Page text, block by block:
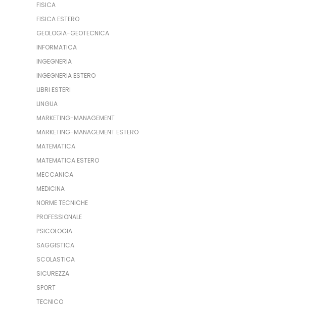
FISICA
FISICA ESTERO
GEOLOGIA-GEOTECNICA
INFORMATICA
INGEGNERIA
INGEGNERIA ESTERO
LIBRI ESTERI
LINGUA
MARKETING-MANAGEMENT
MARKETING-MANAGEMENT ESTERO
MATEMATICA
MATEMATICA ESTERO
MECCANICA
MEDICINA
NORME TECNICHE
PROFESSIONALE
PSICOLOGIA
SAGGISTICA
SCOLASTICA
SICUREZZA
SPORT
TECNICO